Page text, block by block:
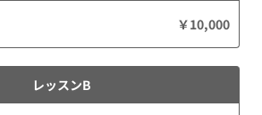
￥10,000
レッスンB